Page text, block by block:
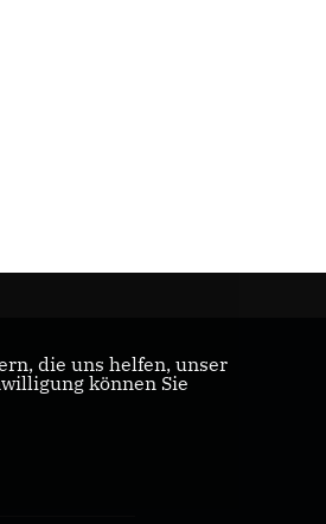
die uns helfen, unser
können Sie